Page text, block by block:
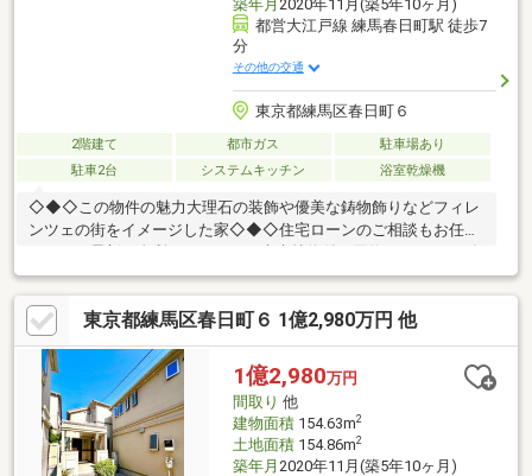
築年月 2020年11月(築5年10ヶ月)
都営大江戸線 練馬春日町駅 徒歩7
分
その他の交通
東京都練馬区春日町６
2階建て 都市ガス
駐車場あり
駐車2台
システムキッチン 浴室乾燥機
◇◆◇この物件の魅力大理石の装飾や優美な鋳物飾りなどフィレ
ンツェの街をイメージした家◇◆◇住宅ローンのご相談もお任せ
に合わせた資金計画をご提案させて頂きます。メガバンクから地
銀・信金、ネット銀行までご要望に合わせてお手続きをサポート
します。◇◆◇白馬のサポート社外ファイナンシャルプランナー
による、住宅購入以外のライフプランも含めたご提案も無料サポ
ート。安心の住宅設備延長保証もご利用頂けます。グループの白
馬建設にてリフォーム・リノベのご相談を承ります。ワンストッ
プサービスを提供いたしますのでご相談ください。
東京都練馬区春日町６ 1億2,980万円 他
1億2,980万円
間取り 他
建物面積154.63m2
土地面積154.86m2
築年月 2020年11月(築5年10ヶ月)